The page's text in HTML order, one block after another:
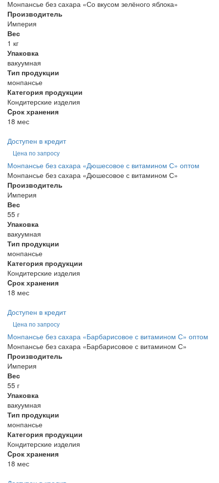
Монпансье без сахара «Со вкусом зелёного яблока»
Производитель
Империя
Вес
1 кг
Упаковка
вакуумная
Тип продукции
монпансье
Категория продукции
Кондитерские изделия
Cрок хранения
18 мес
Доступен в кредит
Цена по запросу
Монпансье без сахара «Дюшесовое с витамином С» оптом
Монпансье без сахара «Дюшесовое с витамином С»
Производитель
Империя
Вес
55 г
Упаковка
вакуумная
Тип продукции
монпансье
Категория продукции
Кондитерские изделия
Cрок хранения
18 мес
Доступен в кредит
Цена по запросу
Монпансье без сахара «Барбарисовое с витамином С» оптом
Монпансье без сахара «Барбарисовое с витамином С»
Производитель
Империя
Вес
55 г
Упаковка
вакуумная
Тип продукции
монпансье
Категория продукции
Кондитерские изделия
Cрок хранения
18 мес